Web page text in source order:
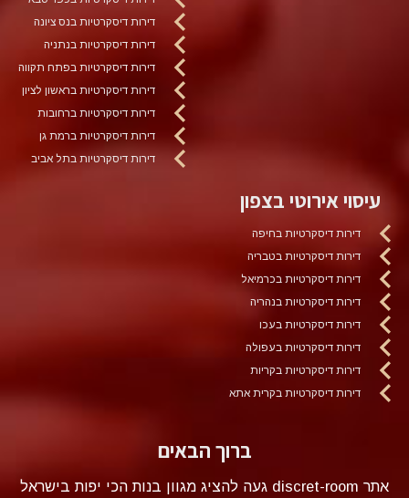
דירות דיסקרטיות בנס ציונה
דירות דיסקרטיות בנתניה
דירות דיסקרטיות בפתח תקווה
דירות דיסקרטיות בראשון לציון
דירות דיסקרטיות ברחובות
דירות דיסקרטיות ברמת גן
דירות דיסקרטיות בתל אביב
עיסוי אירוטי בצפון
דירות דיסקרטיות בחיפה
דירות דיסקרטיות בטבריה
דירות דיסקרטיות בכרמיאל
דירות דיסקרטיות בנהריה
דירות דיסקרטיות בעכו
דירות דיסקרטיות בעפולה
דירות דיסקרטיות בקריות
דירות דיסקרטיות בקרית אתא
ברוך הבאים
אתר discret-room געה להציג מגוון בנות הכי יפות בישראל